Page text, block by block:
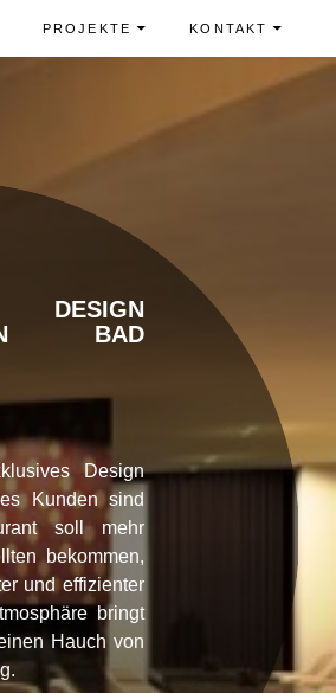
PROJEKTE KONTAKT
DESIGN
BAD
Design
Kunden sind
soll mehr
bekommen,
und effizienter
bringt
Hauch von